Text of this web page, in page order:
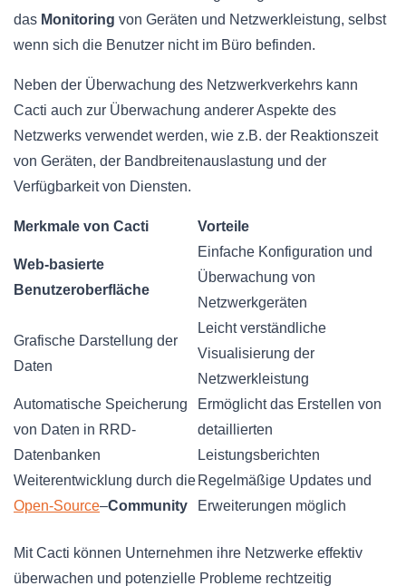
das Monitoring von Geräten und Netzwerkleistung, selbst
wenn sich die Benutzer nicht im Büro befinden.
Neben der Überwachung des Netzwerkverkehrs kann
Cacti auch zur Überwachung anderer Aspekte des
Netzwerks verwendet werden, wie z.B. der Reaktionszeit
von Geräten, der Bandbreitenauslastung und der
Verfügbarkeit von Diensten.
Merkmale von Cacti Vorteile
Web-basierte
Benutzeroberfläche
Einfache Konfiguration und
Überwachung von
Netzwerkgeräten
Grafische Darstellung der
Daten
Leicht verständliche
Visualisierung der
Netzwerkleistung
Automatische Speicherung
von Daten in RRD-
Datenbanken
Ermöglicht das Erstellen von
detaillierten
Leistungsberichten
Weiterentwicklung durch die
Open-Source–Community
Regelmäßige Updates und
Erweiterungen möglich
Mit Cacti können Unternehmen ihre Netzwerke effektiv
überwachen und potenzielle Probleme rechtzeitig